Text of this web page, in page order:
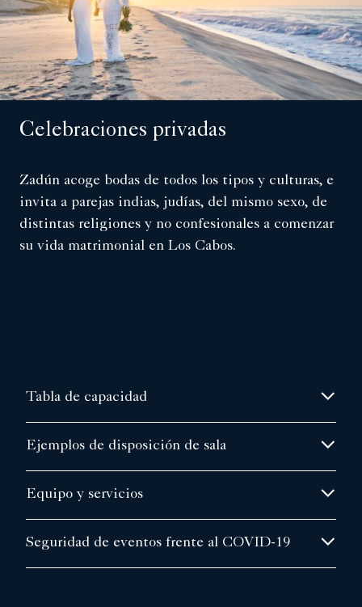
Celebraciones privadas
Zadún acoge bodas de todos los tipos y culturas, e
invita a parejas indias, judías, del mismo sexo, de
distintas religiones y no confesionales a comenzar
su vida matrimonial en Los Cabos.
Tabla de capacidad
Ejemplos de disposición de sala
Equipo y servicios
Seguridad de eventos frente al COVID-19